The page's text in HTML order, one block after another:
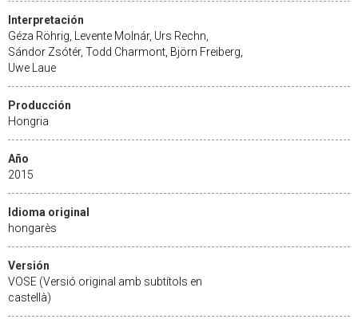
Interpretación
Géza Röhrig, Levente Molnár, Urs Rechn,
Sándor Zsótér, Todd Charmont, Björn Freiberg,
Uwe Laue
Producción
Hongria
Año
2015
Idioma original
hongarès
Versión
VOSE (Versió original amb subtítols en
castellà)